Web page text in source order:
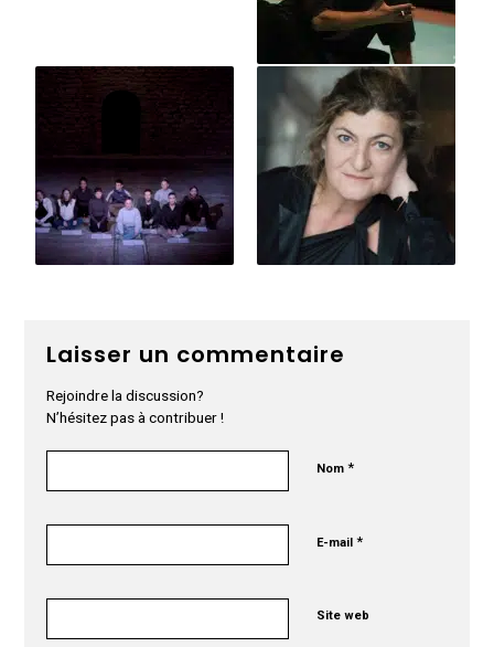
Laisser un commentaire
Rejoindre la discussion?
N’hésitez pas à contribuer !
Nom*
E-mail*
Site web